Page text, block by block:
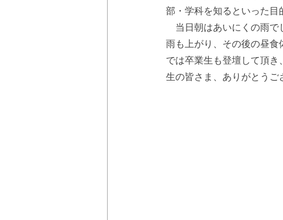
部・学科を知るといった目
当日朝はあいにくの雨で
雨も上がり、その後の昼食
では卒業生も登壇して頂
生の皆さま、ありがとうご